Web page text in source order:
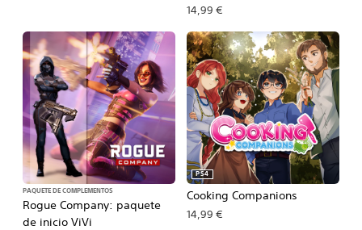
14,99 €
Rogue Company: paquete
de inicio ViVi
PAQUETE DE COMPLEMENTOS Cooking Companions
PS4
14,99 €